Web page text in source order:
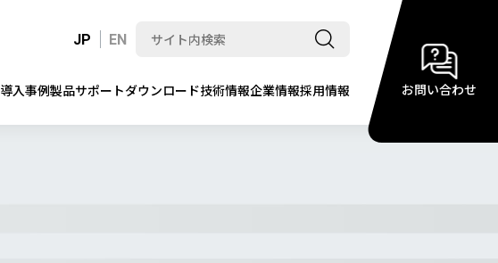
JP EN
お問い合わせ
導入事例製品サポートダウンロード技術情報企業情報採用情報